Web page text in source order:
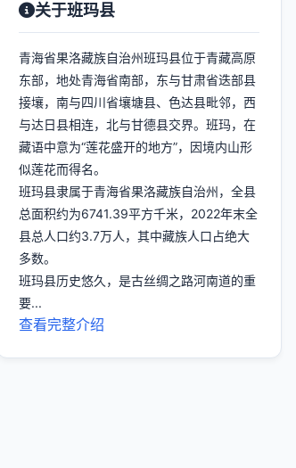
关于班玛县
青海省果洛藏族自治州班玛县位于青藏高原
东部，地处青海省南部，东与甘肃省迭部县
接壤，南与四川省壤塘县、色达县毗邻，西
与达日县相连，北与甘德县交界。班玛，在
藏语中意为“莲花盛开的地方”，因境内山形
似莲花而得名。
班玛县隶属于青海省果洛藏族自治州，全县
总面积约为6741.39平方千米，2022年末全
县总人口约3.7万人，其中藏族人口占绝大
多数。
班玛县历史悠久，是古丝绸之路河南道的重
要...
查看完整介绍